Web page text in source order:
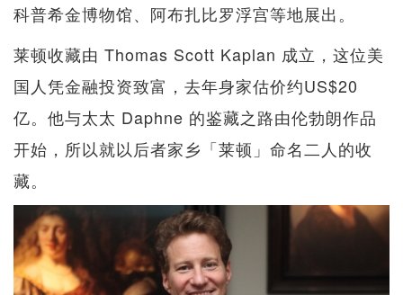
科普希金博物馆、阿布扎比罗浮宫等地展出。
莱顿收藏由 Thomas Scott Kaplan 成立，这位美
国人凭金融投资致富，去年身家估价约US$20
亿。他与太太 Daphne 的鉴藏之路由伦勃朗作品
开始，所以就以后者家乡「莱顿」命名二人的收
藏。